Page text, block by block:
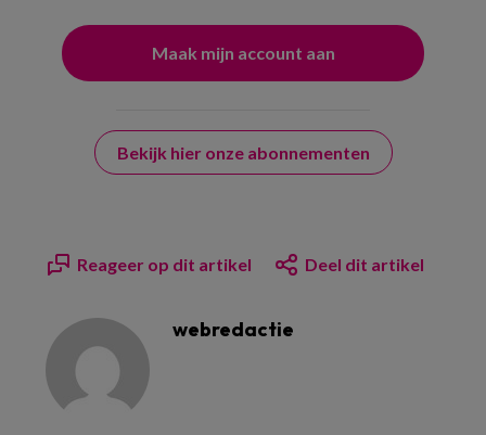
Bekijk hier onze abonnementen
Reageer op dit artikel Deel dit artikel
webredactie